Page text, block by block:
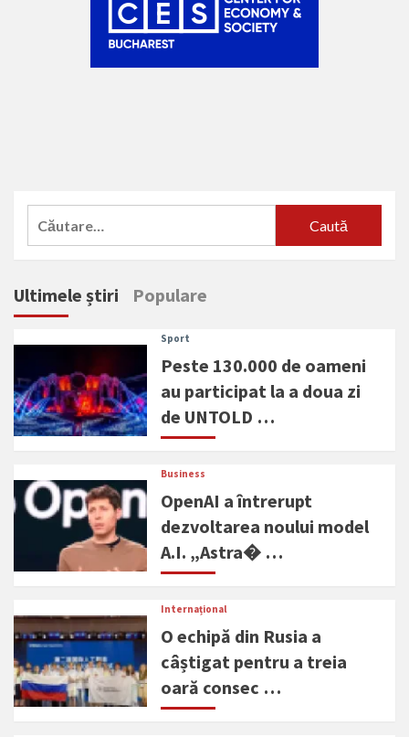
Caută
Ultimele știri Populare
Sport
Peste 130.000 de oameni
au participat la a doua zi
de UNTOLD …
Business
OpenAI a întrerupt
dezvoltarea noului model
A.I. „Astra� …
Internațional
O echipă din Rusia a
câștigat pentru a treia
oară consec …